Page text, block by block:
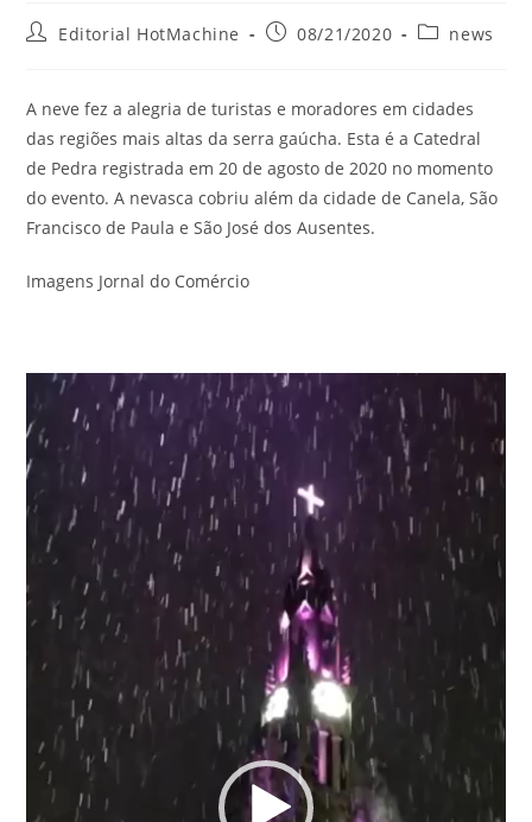
AutorEditorial HotMachine
Post08/21/2020
Categoria
news
A neve fez a alegria de turistas e moradores em cidades
das regiões mais altas da serra gaúcha. Esta é a Catedral
de Pedra registrada em 20 de agosto de 2020 no momento
do evento. A nevasca cobriu além da cidade de Canela, São
Francisco de Paula e São José dos Ausentes.
Imagens Jornal do Comércio
Tocador
de
vídeo